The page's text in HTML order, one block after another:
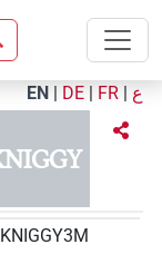
EN | DE | FR | ع